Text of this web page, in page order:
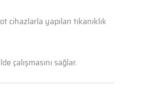
yapılan tıkanıklık
çalışmasını sağlar.